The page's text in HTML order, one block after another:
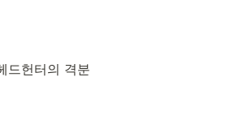
드헌터의 격분